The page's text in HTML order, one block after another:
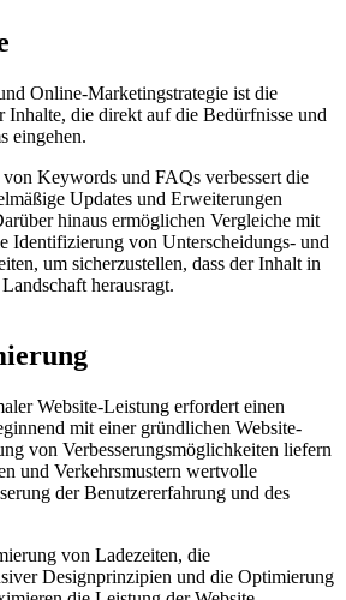
Online-Marketingstrategie ist die
Inhalte, die direkt auf die Bedürfnisse und
eingehen.
Keywords und FAQs verbessert die
Updates und Erweiterungen
hinaus ermöglichen Vergleiche mit
Identifizierung von Unterscheidungs- und
um sicherzustellen, dass der Inhalt in
herausragt.
Website-Leistung erfordert einen
mit einer gründlichen Website-
von Verbesserungsmöglichkeiten liefern
und Verkehrs­mustern wertvolle
der Benutzererfahrung und des
von Ladezeiten, die
Designprinzipien und die Optimierung